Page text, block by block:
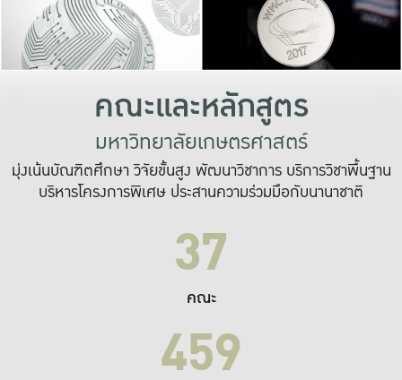
เปลี่ยนแปลง แล
เพื่อทำง
ระบบสารสนเทศ
คณะและหลักสูตร
มหาวิทยาลัยเกษตรศาสตร์
มุ่งเน้นบัณฑิตศึกษา วิจัยขั้นสูง พัฒนาวิชาการ บริการวิชาพื้นฐาน
บริหารโครงการพิเศษ ประสานความร่วมมือกับนานาชาติ
37
คณะ
459